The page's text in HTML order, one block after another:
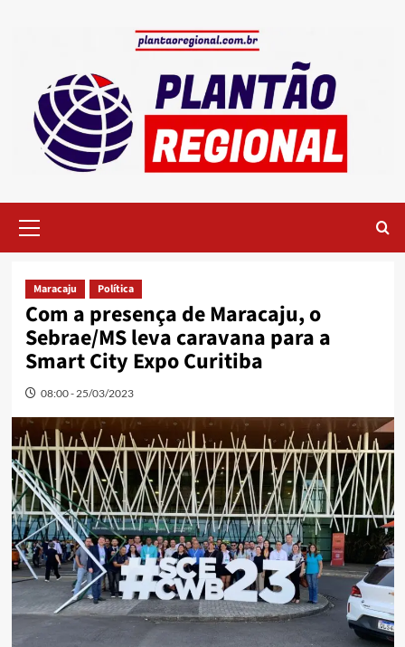
Menu
Maracaju Política
Com a presença de Maracaju, o
Sebrae/MS leva caravana para a
Smart City Expo Curitiba
08:00 - 25/03/2023